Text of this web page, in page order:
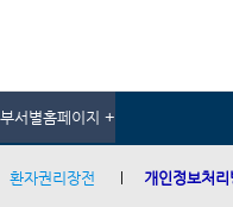
부서별홈페이지 +
환자권리장전 개인정보처리